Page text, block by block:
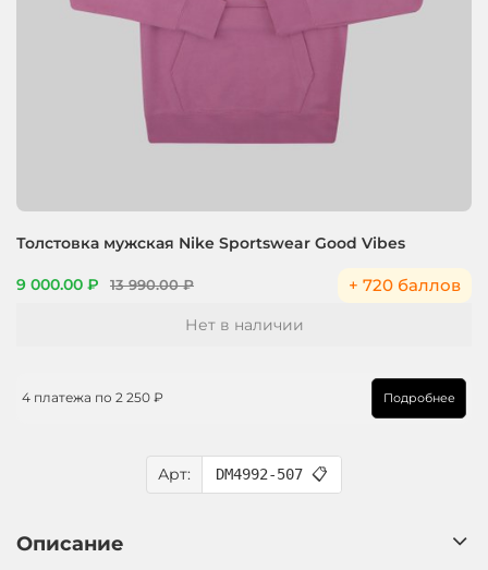
Толстовка мужская Nike Sportswear Good Vibes
9 000.00 ₽ 13 990.00 ₽ + 720 баллов
Арт: DM4992-507 📋
Нет в наличии
4 платежа по 2 250 ₽ Подробнее
Описание